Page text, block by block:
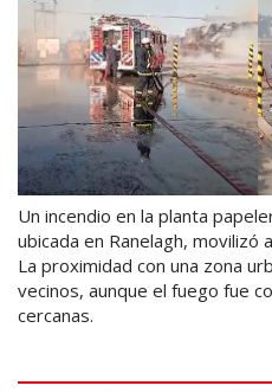
Un incendio en la planta
ubicada en Ranelagh, movilizó
La proximidad con una zona
vecinos, aunque el fuego fue
cercanas.